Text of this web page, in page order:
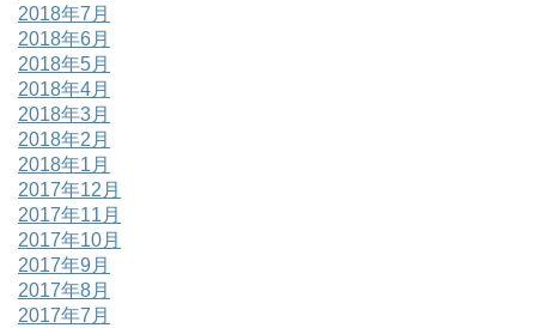
2018年7月
2018年6月
2018年5月
2018年4月
2018年3月
2018年2月
2018年1月
2017年12月
2017年11月
2017年10月
2017年9月
2017年8月
2017年7月